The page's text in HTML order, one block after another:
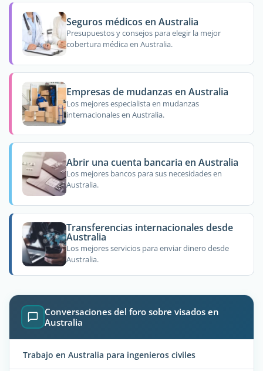
Seguros médicos en Australia
Presupuestos y consejos para elegir la mejor
cobertura médica en Australia.
Empresas de mudanzas en Australia
Los mejores especialista en mudanzas
internacionales en Australia.
Abrir una cuenta bancaria en Australia
Los mejores bancos para sus necesidades en
Australia.
Transferencias internacionales desde
Australia
Los mejores servicios para enviar dinero desde
Australia.
Conversaciones del foro sobre visados en
Australia
Trabajo en Australia para ingenieros civiles